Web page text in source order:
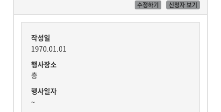
수정하기 신청자 보기
작성일
1970.01.01
행사장소
층
행사일자
~